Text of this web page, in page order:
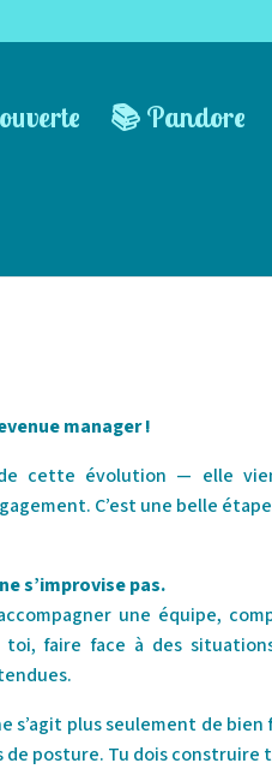
📚 Pandore
manager !
cette évolution — elle
C’est une belle
s’improvise pas.
une équipe,
faire face à des
s’agit plus seulement de
de posture. Tu dois